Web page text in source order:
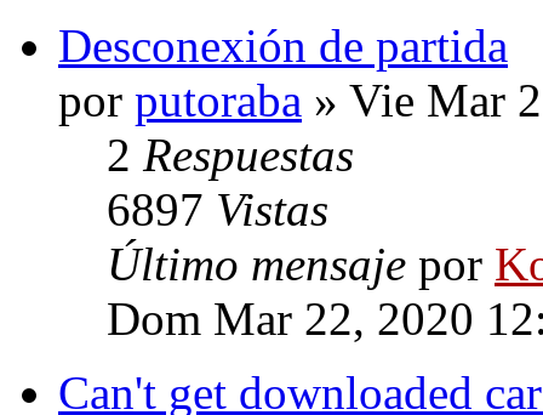
Desconexión de partida
por putoraba » Vie Mar
2 Respuestas
6897 Vistas
Último mensaje por
Dom Mar 22, 2020
Can't get downloaded